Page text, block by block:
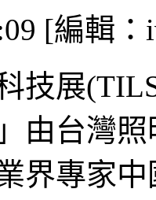
[編輯：
技展
由台灣
界專家